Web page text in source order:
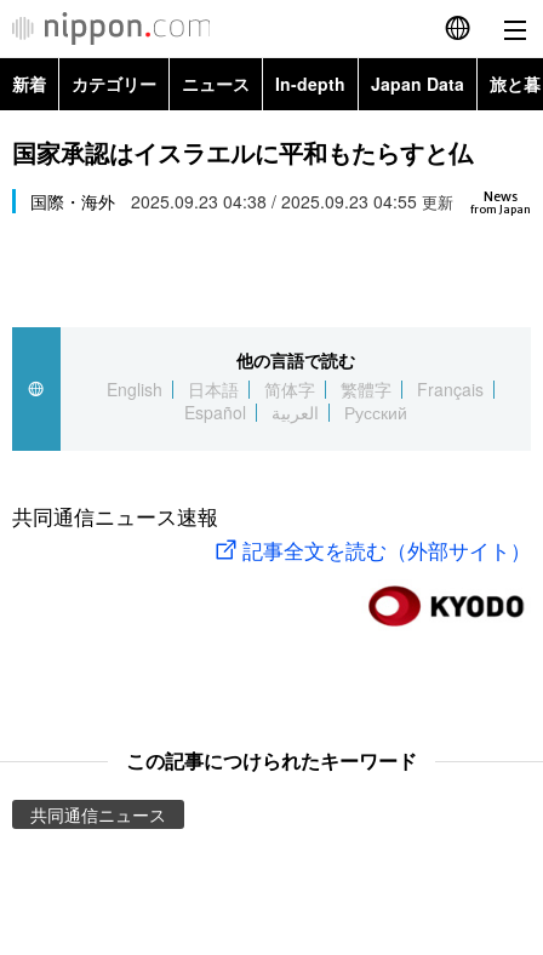
English
简体字
繁體字
العربية
社会
旅と暮らし
新着 カテゴリー ニュース In-depth Japan Data 旅と
政治・外交
経済・ビジネス
社会
文化
科学・技術
暮らし
Topics
Images
お知らせ
国家承認はイスラエルに平和もたらすと仏
News
from Japan
国際・海外 2025.09.23 04:38 / 2025.09.23 04:55 更新
他の言語で読む
English
日本語 简体字 繁體字
Français
Español
العربية Русский
共同通信ニュース速報
記事全文を読む（外部サイト）
この記事につけられたキーワード
共同通信ニュース